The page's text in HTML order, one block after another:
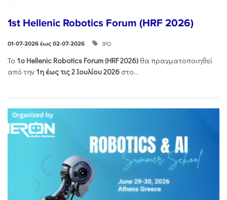
1st Hellenic Robotics Forum (HRF 2026)
01-07-2026 έως 02-07-2026 ΙΡΟ
Το 1ο Hellenic Robotics Forum (HRF2026) θα πραγματοποιηθεί
από την 1η έως τις 2 Ιουλίου 2026 στο...